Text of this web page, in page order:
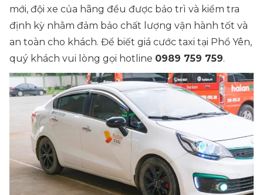
mới, đội xe của hãng đều được bảo trì và kiểm tra
định kỳ nhằm đảm bảo chất lượng vận hành tốt và
an toàn cho khách. Để biết giá cước taxi tại Phổ Yên,
quý khách vui lòng gọi hotline 0989 759 759.